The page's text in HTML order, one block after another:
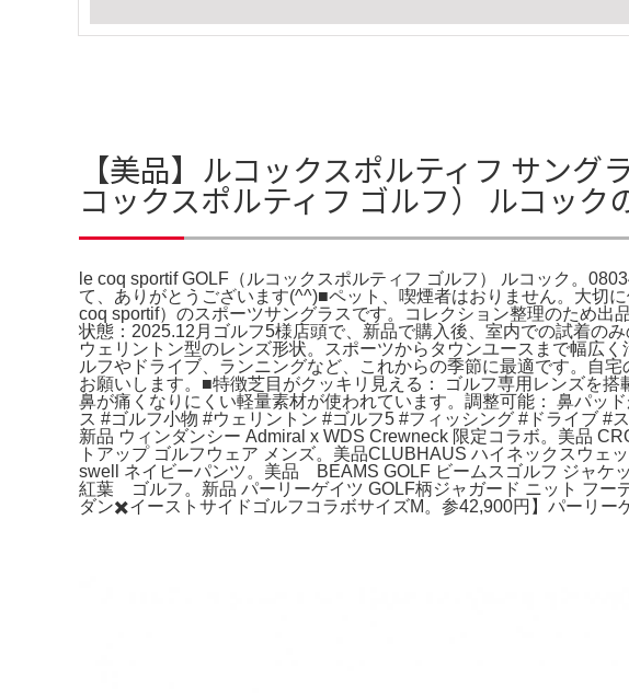
【美品】ルコックスポルティフ サン
コックスポルティフ ゴルフ） ルコック
le coq sportif GOLF（ルコックスポルティフ ゴルフ） ルコック。
て、ありがとうございます(^^)■ペット、喫煙者はおりません。大切
coq sportif）のスポーツサングラスです。コレクション整理のため出
状態：2025.12月ゴルフ5様店頭で、新品で購入後、室内での試着の
ウェリントン型のレンズ形状。スポーツからタウンユースまで幅広
ルフやドライブ、ランニングなど、これからの季節に最適です。自
お願いします。■特徴​芝目がクッキリ見える： ゴルフ専用レンズを
鼻が痛くなりにくい軽量素材が使われています。​調整可能： 鼻パッ
ス #ゴルフ小物 #ウェリントン #ゴルフ5 #フィッシング #ドライブ #
新品 ウィンダンシー Admiral x WDS Crewneck 限定コラボ。美品
トアップ ゴルフウェア メンズ。美品CLUBHAUS ハイネックスウ
swell ネイビーパンツ。美品 BEAMS GOLF ビームスゴルフ ジ
紅葉 ゴルフ。新品 パーリーゲイツ GOLF柄ジャガード ニット フー
ダン✖️イーストサイドゴルフコラボサイズM。参42,900円】パーリー